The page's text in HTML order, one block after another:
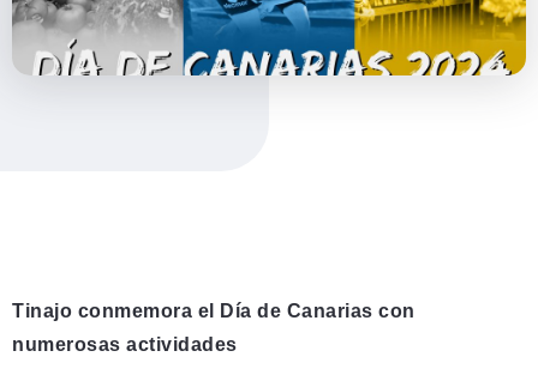
Tinajo conmemora el Día de Canarias con
numerosas actividades